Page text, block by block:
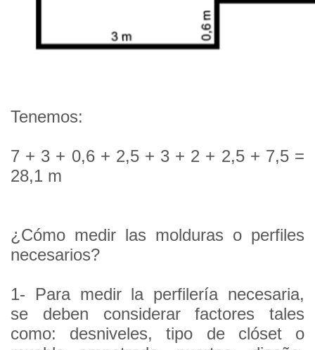
Tenemos:
7 + 3 + 0,6 + 2,5 + 3 + 2 + 2,5 + 7,5 =
28,1 m
¿Cómo medir las molduras o perfiles
necesarios?
1- Para medir la perfilería necesaria,
se deben considerar factores tales
como: desniveles, tipo de clóset o